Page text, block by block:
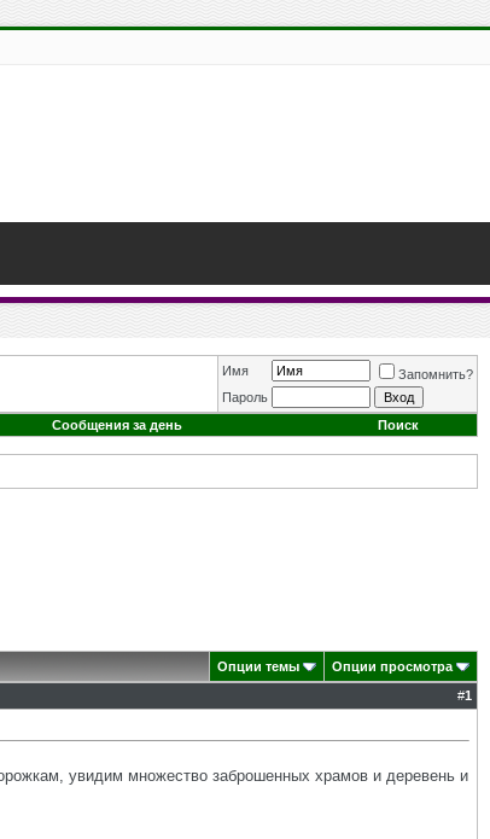
Имя
Запомнить?
Пароль
Сообщения за день Поиск
Опции темы
Опции просмотра
#1
увидим множество заброшенных храмов и деревень и